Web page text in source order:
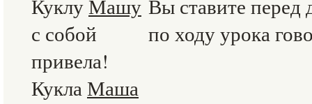
КуклуМашу
с собой
привела!
КуклаМаша
Вы ставите
по ходу урока